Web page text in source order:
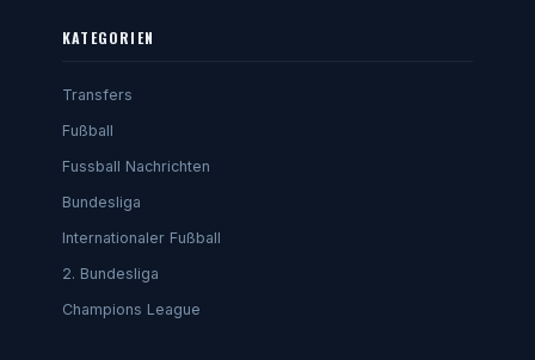
KATEGORIEN
Transfers
Fußball
Fussball Nachrichten
Bundesliga
Internationaler Fußball
2. Bundesliga
Champions League